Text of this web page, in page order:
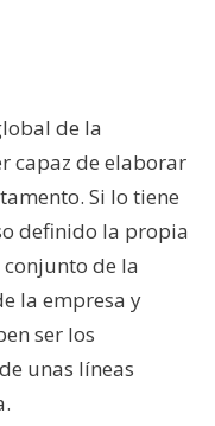
de la
capaz de elaborar
Si lo tiene
definido la propia
conjunto de la
la empresa y
ser los
unas líneas